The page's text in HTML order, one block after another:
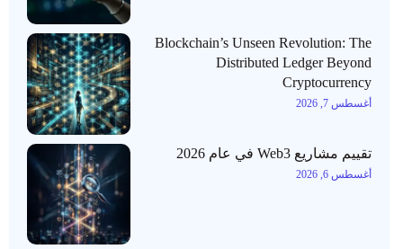
Blockchain’s Unseen Revolution: The
Distributed Ledger Beyond
Cryptocurrency
أغسطس 7, 2026
تقييم مشاريع Web3 في عام 2026
أغسطس 6, 2026